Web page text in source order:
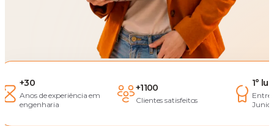
+30
Anos de experiência em
engenharia
+1100
Clientes satisfeitos
1°
Entre